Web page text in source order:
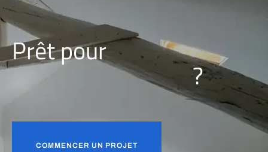
Prêt pour
un lon
?
COMMENCER UN PROJET